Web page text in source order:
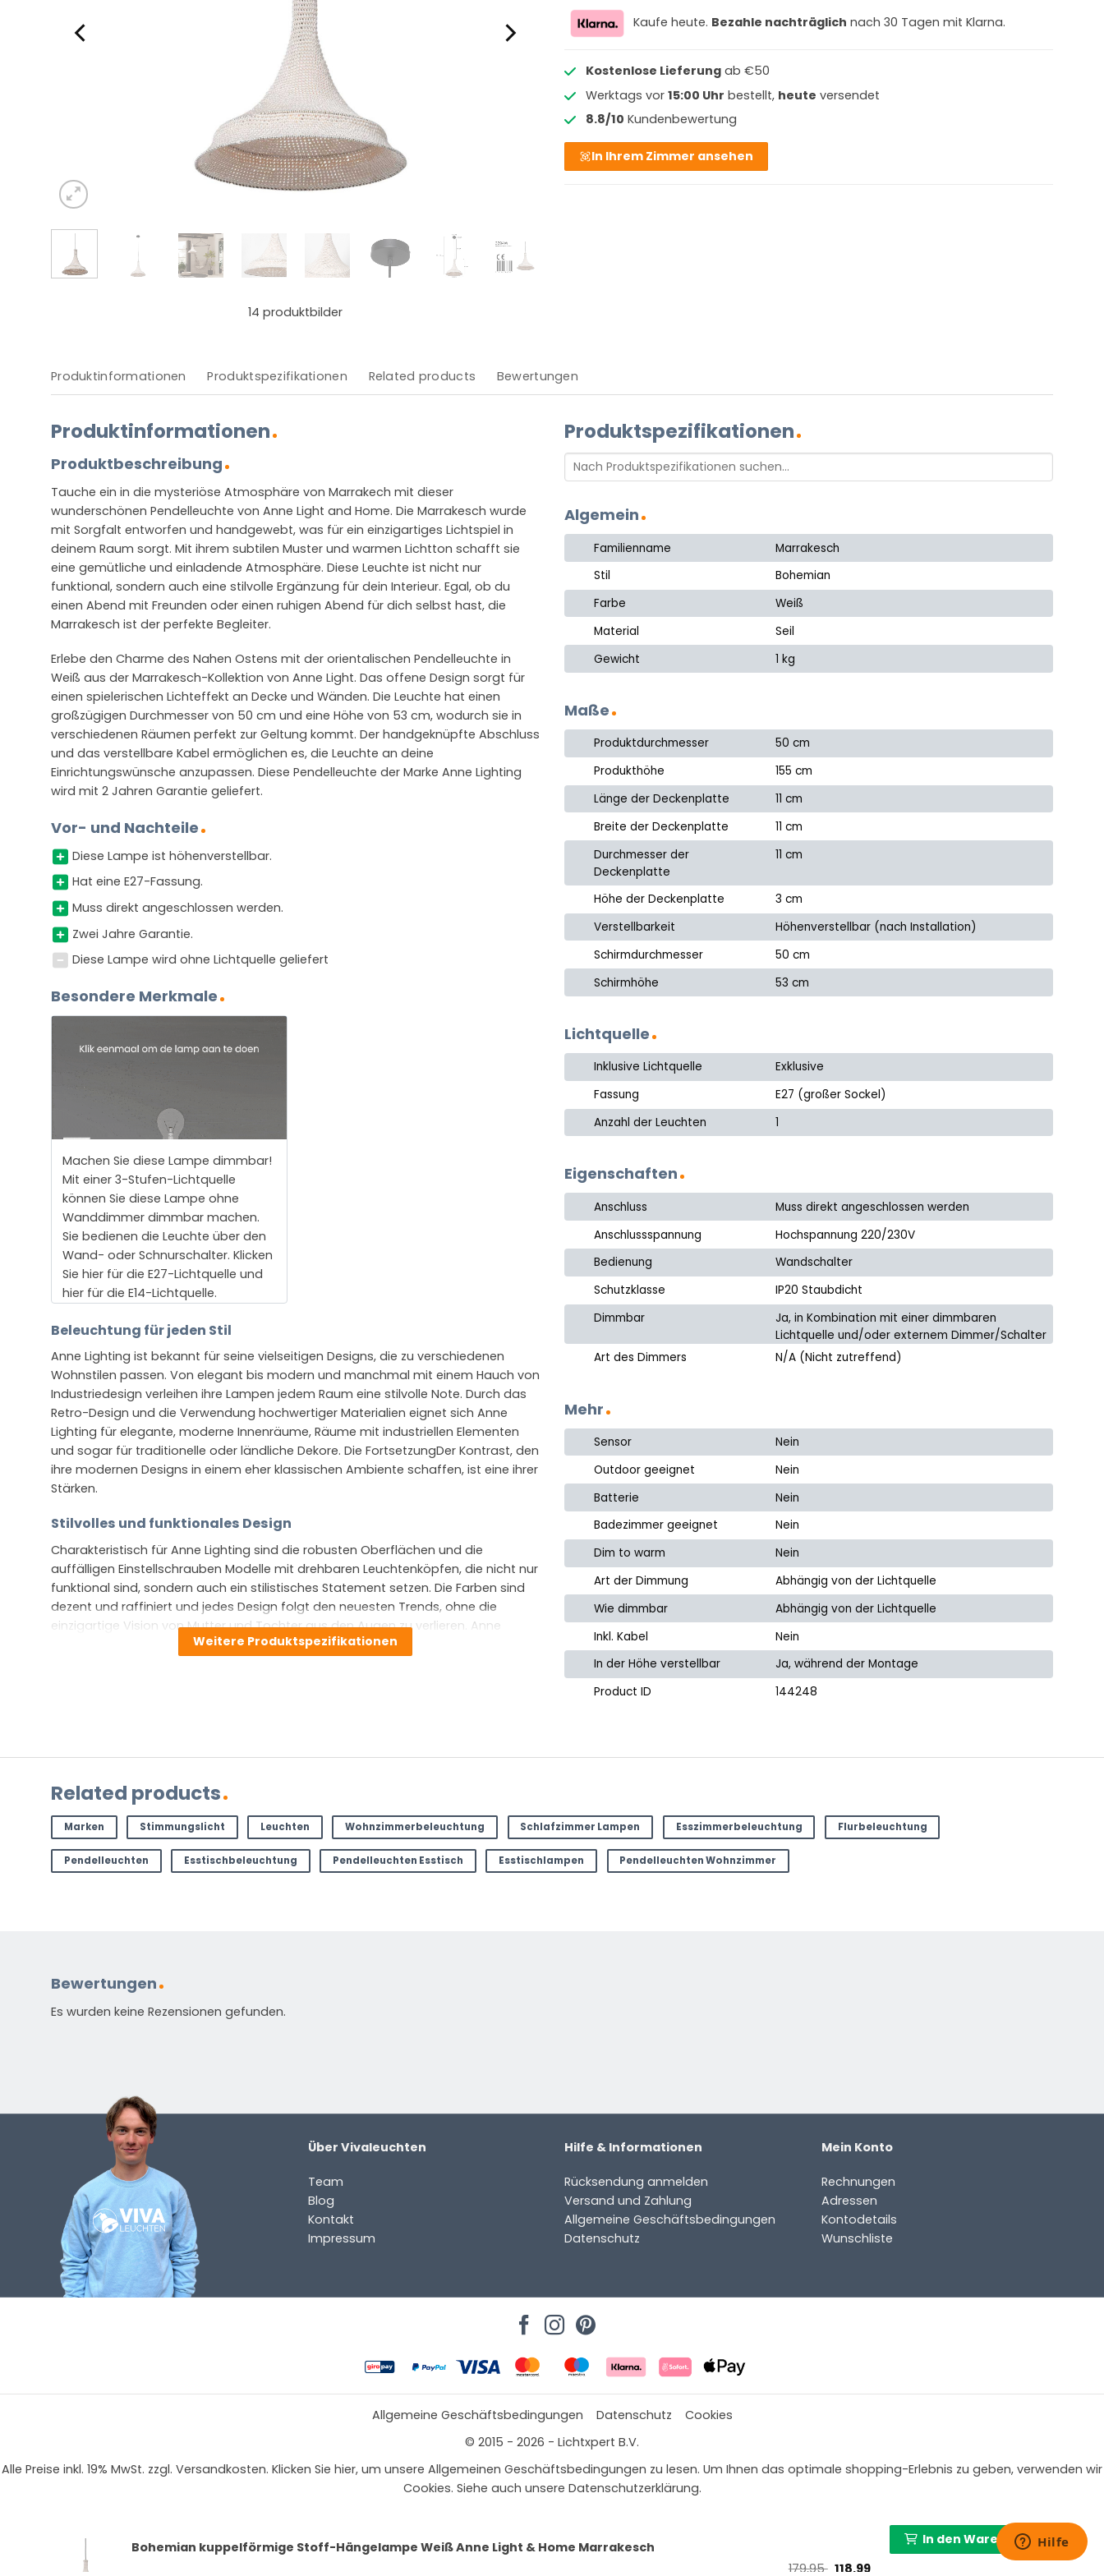
14 produktbilder
Kaufe heute. Bezahle nachträglich nach 30 Tagen mit Klarna.
Kostenlose Lieferungab €50
Werktags vor 15:00 Uhr bestellt, heute versendet
8.8/10 Kundenbewertung
In Ihrem Zimmer ansehen
Produktinformationen Produktspezifikationen Related products Bewertungen
Produktinformationen
Produktbeschreibung
Tauche ein in die mysteriöse Atmosphäre von Marrakech mit dieser
wunderschönen Pendelleuchte von Anne Light and Home. Die Marrakesch wurde
mit Sorgfalt entworfen und handgewebt, was für ein einzigartiges Lichtspiel in
deinem Raum sorgt. Mit ihrem subtilen Muster und warmen Lichtton schafft sie
eine gemütliche und einladende Atmosphäre. Diese Leuchte ist nicht nur
funktional, sondern auch eine stilvolle Ergänzung für dein Interieur. Egal, ob du
einen Abend mit Freunden oder einen ruhigen Abend für dich selbst hast, die
Marrakesch ist der perfekte Begleiter.
Erlebe den Charme des Nahen Ostens mit der orientalischen Pendelleuchte in
Weiß aus der Marrakesch-Kollektion von Anne Light. Das offene Design sorgt für
einen spielerischen Lichteffekt an Decke und Wänden. Die Leuchte hat einen
großzügigen Durchmesser von 50 cm und eine Höhe von 53 cm, wodurch sie in
verschiedenen Räumen perfekt zur Geltung kommt. Der handgeknüpfte Abschluss
und das verstellbare Kabel ermöglichen es, die Leuchte an deine
Einrichtungswünsche anzupassen. Diese Pendelleuchte der Marke Anne Lighting
wird mit 2 Jahren Garantie geliefert.
Vor- und Nachteile
Diese Lampe ist höhenverstellbar.
Hat eine E27-Fassung.
Muss direkt angeschlossen werden.
Zwei Jahre Garantie.
Diese Lampe wird ohne Lichtquelle geliefert
Besondere Merkmale
Machen Sie diese Lampe dimmbar!
Mit einer 3-Stufen-Lichtquelle
können Sie diese Lampe ohne
Wanddimmer dimmbar machen.
Sie bedienen die Leuchte über den
Wand- oder Schnurschalter. Klicken
Sie hier für die E27-Lichtquelle und
hier für die E14-Lichtquelle.
Beleuchtung für jeden Stil
Anne Lighting ist bekannt für seine vielseitigen Designs, die zu verschiedenen
Wohnstilen passen. Von elegant bis modern und manchmal mit einem Hauch von
Industriedesign verleihen ihre Lampen jedem Raum eine stilvolle Note. Durch das
Retro-Design und die Verwendung hochwertiger Materialien eignet sich Anne
Lighting für elegante, moderne Innenräume, Räume mit industriellen Elementen
und sogar für traditionelle oder ländliche Dekore. Die FortsetzungDer Kontrast, den
ihre modernen Designs in einem eher klassischen Ambiente schaffen, ist eine ihrer
Stärken.
Stilvolles und funktionales Design
Charakteristisch für Anne Lighting sind die robusten Oberflächen und die
auffälligen Einstellschrauben Modelle mit drehbaren Leuchtenköpfen, die nicht nur
funktional sind, sondern auch ein stilistisches Statement setzen. Die Farben sind
dezent und raffiniert und jedes Design folgt den neuesten Trends, ohne die
einzigartige Vision von Mutter und Tochter aus den Augen zu verlieren. Anne
Lighting legt großen Wert auf die Qualität ihrer Materialien und hält ihr Sortiment
(ERFORDERLICH)
Vorname Nachname
Mail
(erforderlich)
dem
Produkt?
Standardmäßig enthalten
Anleitung in verschiedenen Sprachen
Energieetikett
Weitere Produktspezifikationen
Produktspezifikationen
Algemein
Familienname
Marrakesch
Stil
Bohemian
Farbe
Weiß
Material
Seil
Gewicht
1 kg
Maße
Produktdurchmesser
50 cm
Produkthöhe
155 cm
Länge der Deckenplatte
11 cm
Breite der Deckenplatte
11 cm
Durchmesser der
Deckenplatte
11 cm
Höhe der Deckenplatte
3 cm
Verstellbarkeit
Höhenverstellbar (nach Installation)
Schirmdurchmesser
50 cm
Schirmhöhe
53 cm
Lichtquelle
Inklusive Lichtquelle
Exklusive
Fassung
E27 (großer Sockel)
Anzahl der Leuchten
1
Eigenschaften
Anschluss
Muss direkt angeschlossen werden
Anschlussspannung
Hochspannung 220/230V
Bedienung
Wandschalter
Schutzklasse
IP20 Staubdicht
Dimmbar
Ja, in Kombination mit einer dimmbaren
Lichtquelle und/oder externem Dimmer/Schalter
Art des Dimmers
N/A (Nicht zutreffend)
Mehr
Sensor
Nein
Outdoor geeignet
Nein
Batterie
Nein
Badezimmer geeignet
Nein
Dim to warm
Nein
Art der Dimmung
Abhängig von der Lichtquelle
Wie dimmbar
Abhängig von der Lichtquelle
Inkl. Kabel
Nein
In der Höhe verstellbar
Ja, während der Montage
Product ID
144248
Related products
Marken Stimmungslicht Leuchten Wohnzimmerbeleuchtung Schlafzimmer Lampen Esszimmerbeleuchtung Flurbeleuchtung
Pendelleuchten Esstischbeleuchtung Pendelleuchten Esstisch Esstischlampen Pendelleuchten Wohnzimmer
Bewertungen
Es wurden keine Rezensionen gefunden.
Über Vivaleuchten
Team
Blog
Kontakt
Impressum
Hilfe & Informationen
Rücksendung anmelden
Versand und Zahlung
Allgemeine Geschäftsbedingungen
Datenschutz
Mein Konto
Rechnungen
Adressen
Kontodetails
Wunschliste
Allgemeine Geschäftsbedingungen Datenschutz
Cookies
© 2015 - 2026 - Lichtxpert B.V.
Alle Preise inkl. 19% MwSt. zzgl. Versandkosten. Klicken Sie hier, um unsere Allgemeinen Geschäftsbedingungen zu lesen. Um Ihnen das optimale shopping-Erlebnis zu geben, verwenden wir
Cookies. Siehe auch unsere Datenschutzerklärung.
Bohemian kuppelförmige Stoff-Hängelampe Weiß Anne Light & Home Marrakesch
179,95 Ursprünglicher
118,99
In den Warenkorb